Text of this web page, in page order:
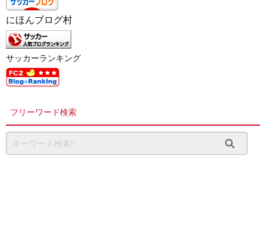
にほんブログ村
サッカーランキング
フリーワード検索